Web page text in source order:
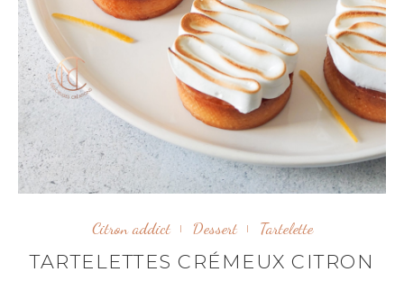
Citron addict Dessert Tartelette
TARTELETTES CRÉMEUX CITRON